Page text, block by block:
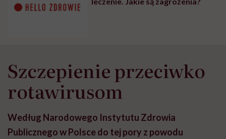
Szczepienie przeciwko
rotawirusom
Według Narodowego Instytutu Zdrowia
Publicznego w Polsce do tej pory z powodu